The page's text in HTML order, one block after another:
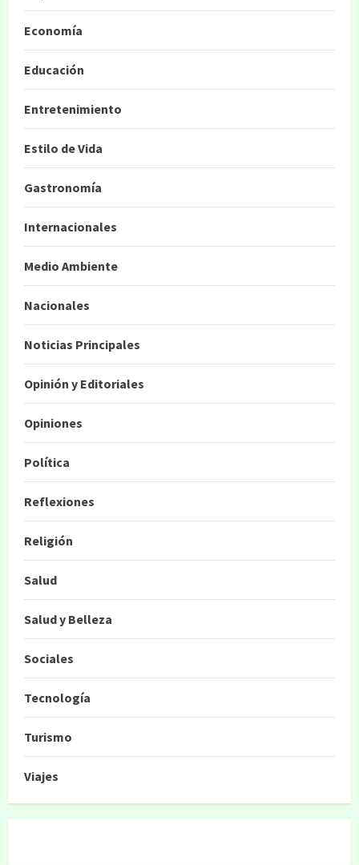
Economía
Educación
Entretenimiento
Estilo de Vida
Gastronomía
Internacionales
Medio Ambiente
Nacionales
Noticias Principales
Opinión y Editoriales
Opiniones
Política
Reflexiones
Religión
Salud
Salud y Belleza
Sociales
Tecnología
Turismo
Viajes